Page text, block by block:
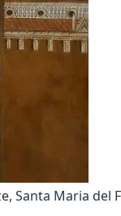
Santa Maria del